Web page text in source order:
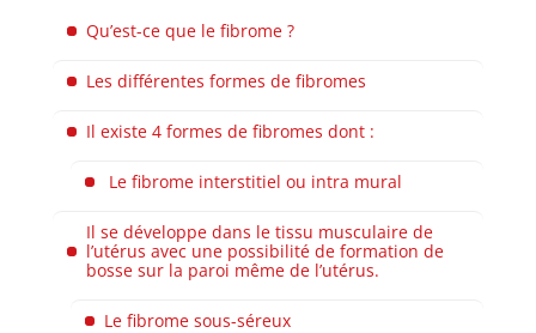
Qu’est-ce que le fibrome ?
Les différentes formes de fibromes
Il existe 4 formes de fibromes dont :
Le fibrome interstitiel ou intra mural
Il se développe dans le tissu musculaire de
l’utérus avec une possibilité de formation de
bosse sur la paroi même de l’utérus.
Le fibrome sous-séreux